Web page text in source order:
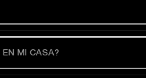
MI CASA?